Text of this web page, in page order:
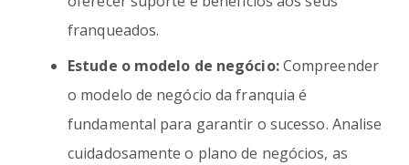
franqueados.
Estude o modelo de negócio:Compreender
o modelo de negócio da franquia é
fundamental para garantir o sucesso. Analise
cuidadosamente o plano de negócios, as